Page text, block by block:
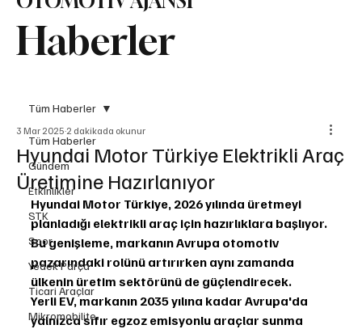
Haberler
Tüm Haberler
Gündem
Etkinlikler
STK
Spor
Yedek Parça
Ticari Araçlar
Mikromobilite
Tüm Haberler
Hyundai Motor Türkiye Elektrikli Araç
Üretimine Hazırlanıyor
3 Mar 2025 2 dakikada okunur
Hyundai Motor Türkiye, 2026 yılında üretmeyi
planladığı elektrikli araç için hazırlıklara başlıyor.
Bu genişleme, markanın Avrupa otomotiv
pazarındaki rolünü artırırken aynı zamanda
ülkenin üretim sektörünü de güçlendirecek.
Yerli EV, markanın 2035 yılına kadar Avrupa'da
yalnızca sıfır egzoz emisyonlu araçlar sunma